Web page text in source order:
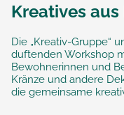
Kreatives
Die „Kreativ-Gruppe“
duftenden Workshop
Bewohnerinnen und
Kränze und andere
die gemeinsame